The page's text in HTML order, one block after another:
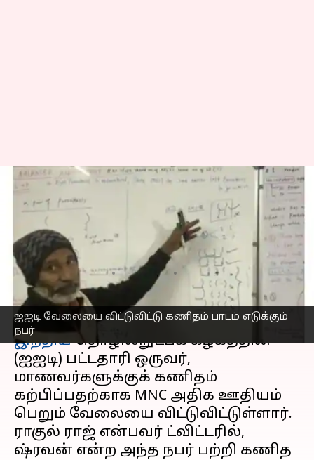
ஐஐடி வேலையை விட்டுவிட்டு கணிதம் பாடம் எடுக்கும்
நபர்
ஐஐடி வேலையை
விட்டுவிட்டு கணித பாடம்
எடுக்கும் நபர்! குவியும்
பாராட்டுக்கள்
எழுதியவர் Siranjeevi Feb 21, 2023 12:46 pm
செய்தி முன்னோட்டம்
இந்தியதொழில்நுட்பக் கழகத்தின்
(ஐஐடி) பட்டதாரி ஒருவர்,
மாணவர்களுக்குக் கணிதம்
கற்பிப்பதற்காக MNC அதிக ஊதியம்
பெறும் வேலையை விட்டுவிட்டுள்ளார்.
ராகுல் ராஜ் என்பவர் ட்விட்டரில்,
ஷ்ரவன் என்ற அந்த நபர் பற்றி கணித